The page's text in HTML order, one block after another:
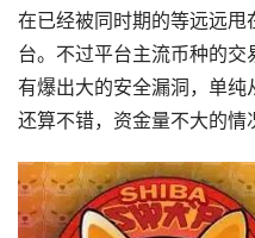
在已经被同时期的等远远
台。不过平台主流币种的
有爆出大的安全漏洞，单
还算不错，资金量不大的情